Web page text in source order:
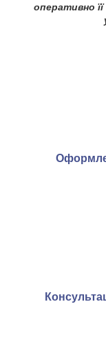
оперативно